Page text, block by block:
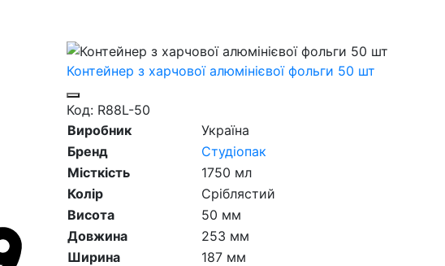
Контейнер з харчової алюмінієвої фольги 50 шт
Код: R88L-50
Виробник
Україна
Бренд
Студіопак
Місткість
1750 мл
Колір
Сріблястий
Висота
50 мм
Довжина
253 мм
Ширина
187 мм